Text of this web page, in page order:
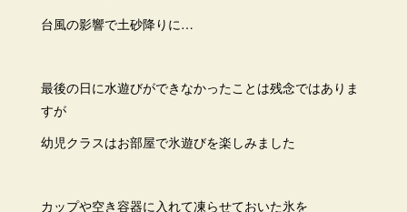
台風の影響で土砂降りに…
最後の日に水遊びができなかったことは残念ではありま
すが
幼児クラスはお部屋で氷遊びを楽しみました
カップや空き容器に入れて凍らせておいた氷を